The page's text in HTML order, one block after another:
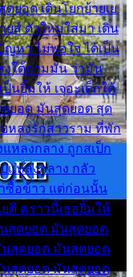
ยอด เดินโยกย้ายเย
ยส์ ตัวใหม่ใส่มา เดิน
หา ไม่พอใจ ได้เป็น
งใต้ถามมัน ว่ามัน
นยิ้มให้ เจอะเด็กใต้
ดยอด มันสุดยอด สุด
หลงรักสาวราม ที่พัก
หลงกลาง ถูกสเป็ก
แหลงกลาง กลัว
ซื้อข้าว แต่ก่อนนั้น
ยดี คราวนี้เธอยิ้มให้
สุดยอด มันสุดยอด
สุดยอด มันสุดยอด
สุดยอด มันสุดยอด